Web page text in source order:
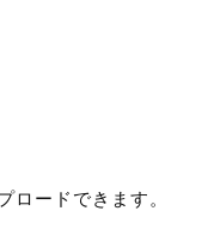
ロードできます。